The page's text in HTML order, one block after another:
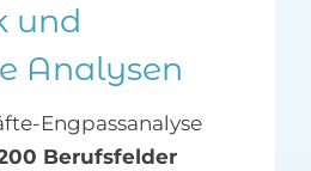
und
Analysen
Engpassanalyse
Berufsfelder